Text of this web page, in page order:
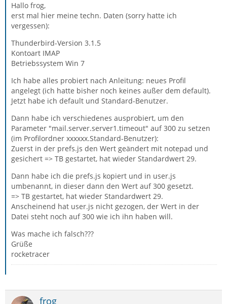
Hallo frog,
erst mal hier meine techn. Daten (sorry hatte ich
vergessen):
Thunderbird-Version 3.1.5
Kontoart IMAP
Betriebssystem Win 7
Ich habe alles probiert nach Anleitung: neues Profil
angelegt (ich hatte bisher noch keines außer dem default).
Jetzt habe ich default und Standard-Benutzer.
Dann habe ich verschiedenes ausprobiert, um den
Parameter "mail.server.server1.timeout" auf 300 zu setzen
(im Profilordner xxxxxx.Standard-Benutzer):
Zuerst in der prefs.js den Wert geändert mit notepad und
gesichert => TB gestartet, hat wieder Standardwert 29.
Dann habe ich die prefs.js kopiert und in user.js
umbenannt, in dieser dann den Wert auf 300 gesetzt.
=> TB gestartet, hat wieder Standardwert 29.
Anscheinend hat user.js nicht gezogen, der Wert in der
Datei steht noch auf 300 wie ich ihn haben will.
Was mache ich falsch???
Grüße
rocketracer
frog